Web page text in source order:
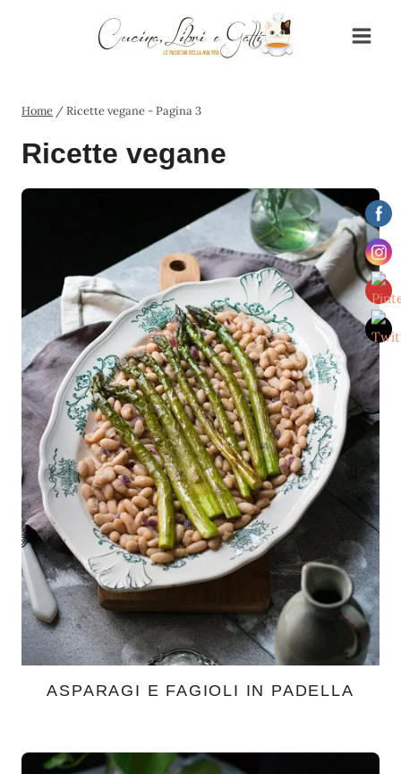
Home /Ricette vegane - Pagina 3
Ricette vegane
ASPARAGI E FAGIOLI IN PADELLA